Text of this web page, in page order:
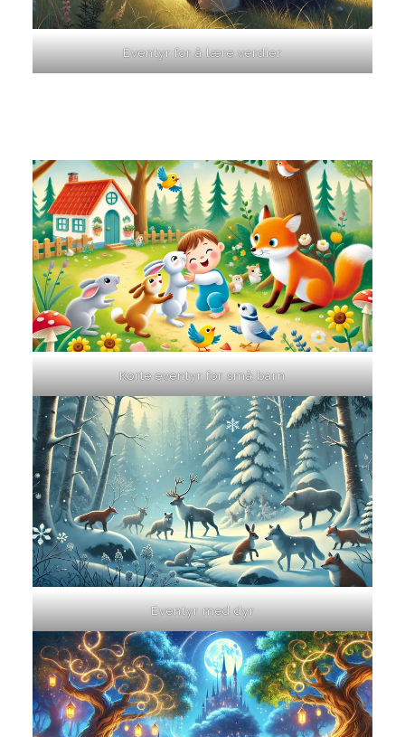
Eventyr for å lære verdier
Korte eventyr for små barn
Eventyr med dyr